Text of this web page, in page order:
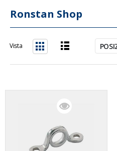
Ronstan Shop
Vista